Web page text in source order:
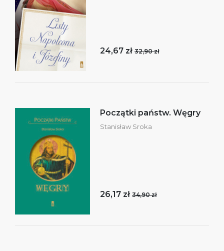
24,67 zł 32,90 zł
Początki państw. Węgry
Stanisław Sroka
26,17 zł 34,90 zł